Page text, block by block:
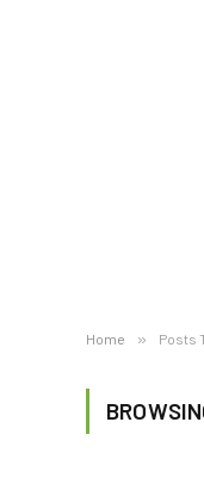
Home » Posts